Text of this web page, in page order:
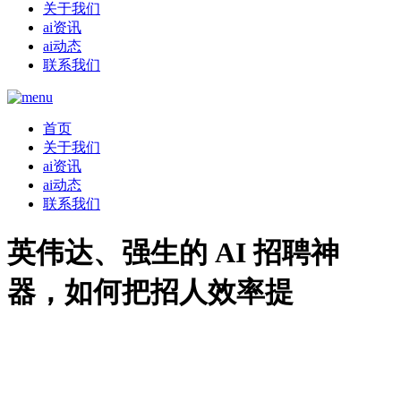
关于我们
ai资讯
ai动态
联系我们
首页
关于我们
ai资讯
ai动态
联系我们
英伟达、强生的 AI 招聘神
器，如何把招人效率提